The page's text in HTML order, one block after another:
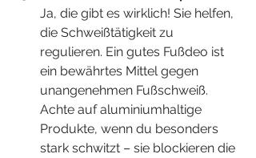
Ja, die gibt es wirklich! Sie helfen,
die Schweißtätigkeit zu
regulieren. Ein gutes Fußdeo ist
ein bewährtes Mittel gegen
unangenehmen Fußschweiß.
Achte auf aluminiumhaltige
Produkte, wenn du besonders
stark schwitzt – sie blockieren die